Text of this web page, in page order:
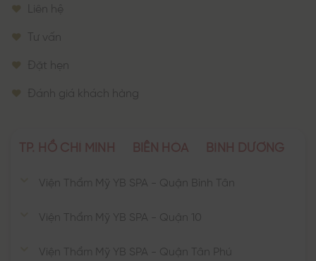
Liên hệ
Tư vấn
Đặt hẹn
Đánh giá khách hàng
TP. HỒ CHÍ MINH BIÊN HÒA BÌNH DƯƠNG
Viện Thẩm Mỹ YB SPA - Quận Bình Tân
Viện Thẩm Mỹ YB SPA - Quận 10
Viện Thẩm Mỹ YB SPA - Quận Tân Phú